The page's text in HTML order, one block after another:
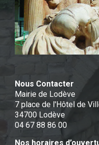
Nous Contacter
Mairie de Lodève
7 place de l'Hôtel de
34700 Lodève
04 67 88 86 00
Nos horaires